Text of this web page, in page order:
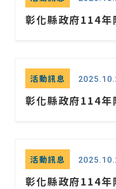
彰化縣政府114年
活動訊息
彰化縣政府114年
活動訊息
彰化縣政府114年